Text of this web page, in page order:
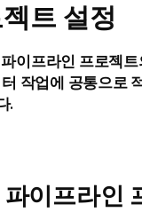
트 설정
이프라인 프로젝
작업에 공통으로
.
이프라인